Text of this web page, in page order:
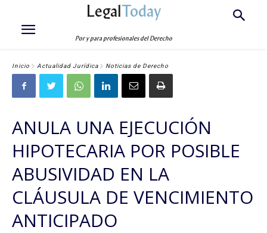
LegalToday
Por y para profesionales del Derecho
Inicio Actualidad Jurídica Noticias de Derecho
ANULA UNA EJECUCIÓN
HIPOTECARIA POR POSIBLE
ABUSIVIDAD EN LA
CLÁUSULA DE VENCIMIENTO
ANTICIPADO